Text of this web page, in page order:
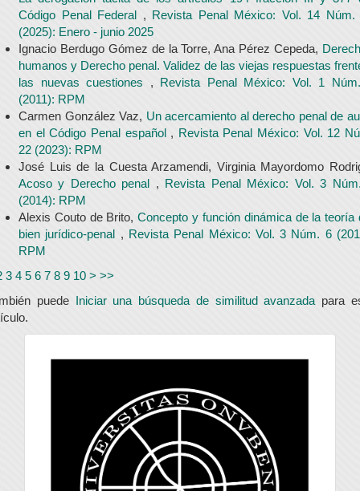
Código Penal Federal , Revista Penal México: Vol. 14 Núm.
(2025): Enero - junio 2025
Ignacio Berdugo Gómez de la Torre, Ana Pérez Cepeda,
humanos y Derecho penal. Validez de las viejas respuestas
las nuevas cuestiones , Revista Penal México: Vol. 1
(2011): RPM
Carmen González Vaz, Un acercamiento al derecho penal de
en el Código Penal español , Revista Penal México: Vol. 12
22 (2023): RPM
José Luis de la Cuesta Arzamendi, Virginia Mayordomo
Acoso y Derecho penal , Revista Penal México: Vol. 3
(2014): RPM
Alexis Couto de Brito,Concepto y función dinámica de la teoría
bien jurídico-penal , Revista Penal México: Vol. 3 Núm. 6
RPM
3 4 5 6 7 8 9 10 > >>
puede Iniciar una búsqueda de similitud avanzada para
universidad